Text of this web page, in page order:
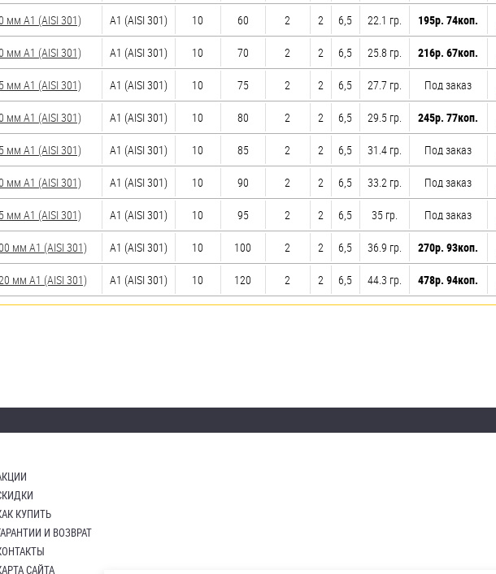
мм А1 (AISI 301) А1 (AISI 301) 10 60 2 2 6,5 22.1 гр. 195р. 74коп.
мм А1 (AISI 301) А1 (AISI 301) 10 70 2 2 6,5 25.8 гр. 216р. 67коп.
мм А1 (AISI 301) А1 (AISI 301) 10 75 2 2 6,5 27.7 гр. Под заказ
мм А1 (AISI 301) А1 (AISI 301) 10 80 2 2 6,5 29.5 гр. 245р. 77коп.
мм А1 (AISI 301) А1 (AISI 301) 10 85 2 2 6,5 31.4 гр. Под заказ
мм А1 (AISI 301) А1 (AISI 301) 10 90 2 2 6,5 33.2 гр. Под заказ
мм А1 (AISI 301) А1 (AISI 301) 10 95 2 2 6,5 35 гр. Под заказ
мм А1 (AISI 301) А1 (AISI 301) 10 100 2 2 6,5 36.9 гр. 270р. 93коп.
мм А1 (AISI 301) А1 (AISI 301) 10 120 2 2 6,5 44.3 гр. 478р. 94коп.
КУПИТЬ
И ВОЗВРАТ
САЙТА